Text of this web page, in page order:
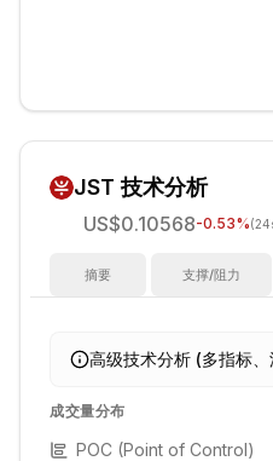
JST 技术分析
US$0.10568-0.53%
摘要 支撑/阻力
高级技术分析 (多指标
成交量分布
POC (Point of Control)